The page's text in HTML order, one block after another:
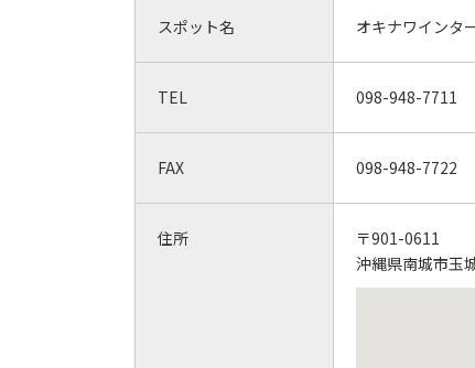
スポット名 オキナワインタ
TEL 098-948-7711
FAX 098-948-7722
住所
〒901-0611
沖縄県南城市玉